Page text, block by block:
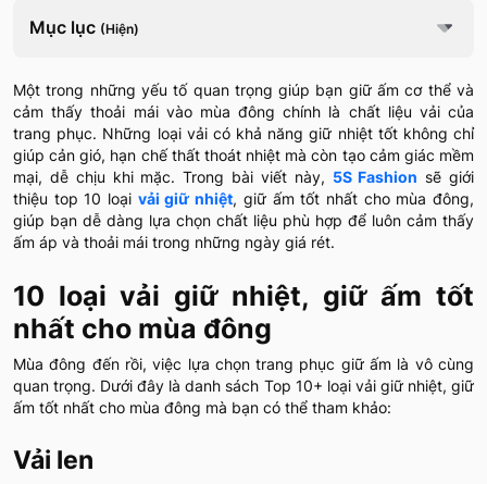
Mục lục (Hiện)
Một trong những yếu tố quan trọng giúp bạn giữ ấm cơ thể và
cảm thấy thoải mái vào mùa đông chính là chất liệu vải của
trang phục. Những loại vải có khả năng giữ nhiệt tốt không chỉ
giúp cản gió, hạn chế thất thoát nhiệt mà còn tạo cảm giác mềm
mại, dễ chịu khi mặc. Trong bài viết này, 5S Fashion sẽ giới
thiệu top 10 loại vải giữ nhiệt, giữ ấm tốt nhất cho mùa đông,
giúp bạn dễ dàng lựa chọn chất liệu phù hợp để luôn cảm thấy
ấm áp và thoải mái trong những ngày giá rét.
10 loại vải giữ nhiệt, giữ ấm tốt
nhất cho mùa đông
Mùa đông đến rồi, việc lựa chọn trang phục giữ ấm là vô cùng
quan trọng. Dưới đây là danh sách Top 10+ loại vải giữ nhiệt, giữ
ấm tốt nhất cho mùa đông mà bạn có thể tham khảo:
Vải len